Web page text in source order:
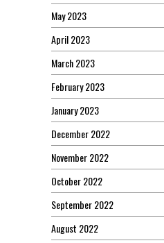
May 2023
April 2023
March 2023
February 2023
January 2023
December 2022
November 2022
October 2022
September 2022
August 2022